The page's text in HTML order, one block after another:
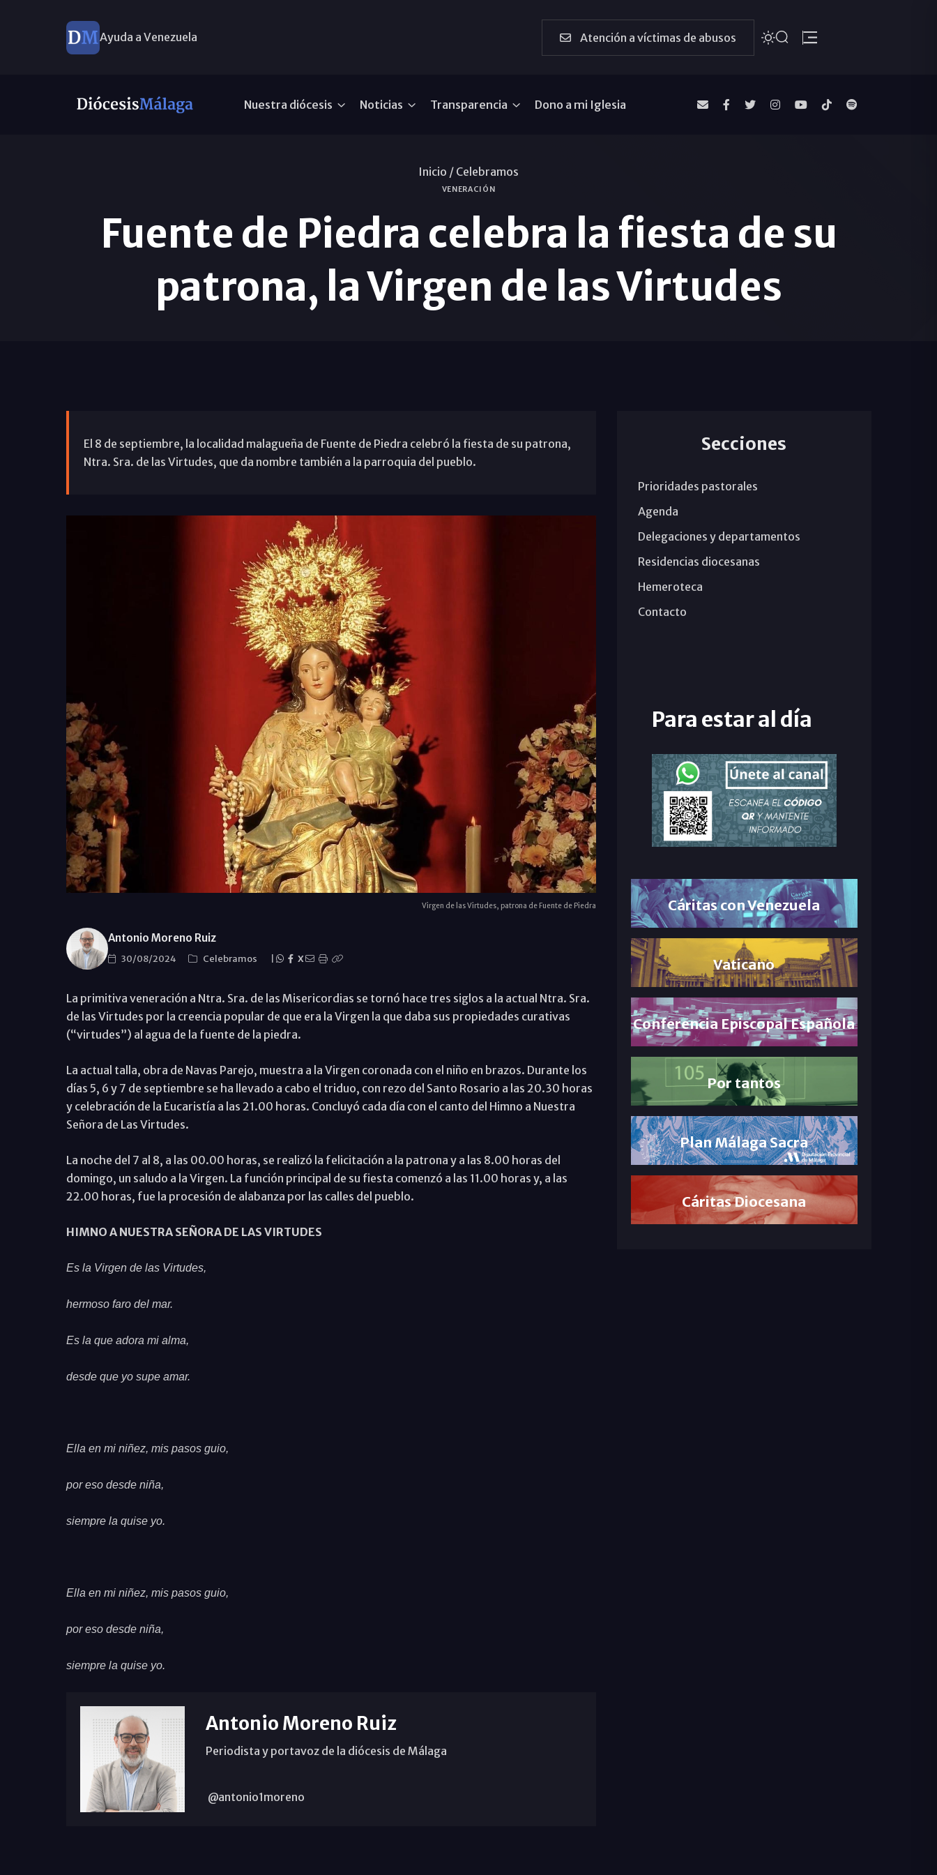
Ayuda a Venezuela Atención a víctimas de abusos
Nuestra diócesis Noticias Transparencia Dono a mi Iglesia
Inicio / Celebramos
VENERACIÓN
Fuente de Piedra celebra la fiesta de su
patrona, la Virgen de las Virtudes
El 8 de septiembre, la localidad malagueña de Fuente de Piedra celebró la fiesta de su patrona,
Ntra. Sra. de las Virtudes, que da nombre también a la parroquia del pueblo.
Virgen de las Virtudes, patrona de Fuente de Piedra
Antonio Moreno Ruiz
30/08/2024 Celebramos X
La primitiva veneración a Ntra. Sra. de las Misericordias se tornó hace tres siglos a la actual Ntra. Sra.
de las Virtudes por la creencia popular de que era la Virgen la que daba sus propiedades curativas
(“virtudes”) al agua de la fuente de la piedra.
La actual talla, obra de Navas Parejo, muestra a la Virgen coronada con el niño en brazos. Durante los
días 5, 6 y 7 de septiembre se ha llevado a cabo el triduo, con rezo del Santo Rosario a las 20.30 horas
y celebración de la Eucaristía a las 21.00 horas. Concluyó cada día con el canto del Himno a Nuestra
Señora de Las Virtudes.
La noche del 7 al 8, a las 00.00 horas, se realizó la felicitación a la patrona y a las 8.00 horas del
domingo, un saludo a la Virgen. La función principal de su fiesta comenzó a las 11.00 horas y, a las
22.00 horas, fue la procesión de alabanza por las calles del pueblo.
HIMNO A NUESTRA SEÑORA DE LAS VIRTUDES
Es la Virgen de las Virtudes,
hermoso faro del mar.
Es la que adora mi alma,
desde que yo supe amar.
Ella en mi niñez, mis pasos guio,
por eso desde niña,
siempre la quise yo.
Ella en mi niñez, mis pasos guio,
por eso desde niña,
siempre la quise yo.
Antonio Moreno Ruiz
Periodista y portavoz de la diócesis de Málaga
@antonio1moreno
Secciones
Prioridades pastorales
Agenda
Delegaciones y departamentos
Residencias diocesanas
Hemeroteca
Contacto
Para estar al día
Cáritas con Venezuela
Vaticano
Conferencia Episcopal Española
Por tantos
Plan Málaga Sacra
Cáritas Diocesana